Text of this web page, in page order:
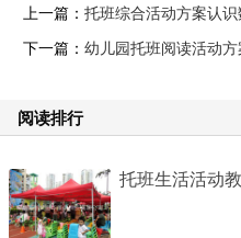
上一篇： 托班综合活动方案认
下一篇： 幼儿园托班阅读活动方
阅读排行
托班生活活动